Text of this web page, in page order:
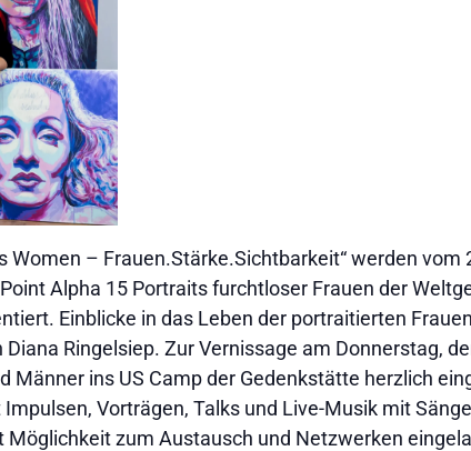
Women – Frauen.Stärke.Sichtbarkeit“ werden
Alpha 15 Portraits furchtloser Frauen der
Einblicke in das Leben der portraitierten
Ringelsiep. Zur Vernissage am Donnerstag,
Männer ins US Camp der Gedenkstätte herzlich
Vorträgen, Talks und Live-Musik mit
zum Austausch und Netzwerken